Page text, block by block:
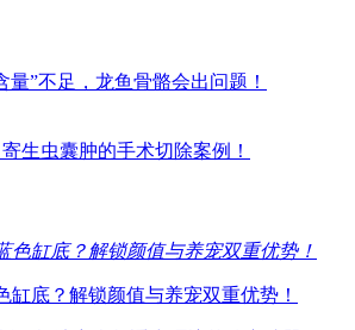
量”不足，龙鱼骨骼会出问题！
生虫囊肿的手术切除案例！
缸底？解锁颜值与养宠双重优势！